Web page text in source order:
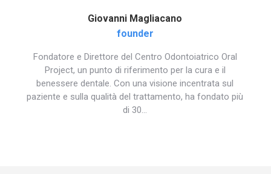
Giovanni Magliacano
founder
Fondatore e Direttore del Centro Odontoiatrico Oral
Project, un punto di riferimento per la cura e il
benessere dentale. Con una visione incentrata sul
paziente e sulla qualità del trattamento, ha fondato più
di 30…